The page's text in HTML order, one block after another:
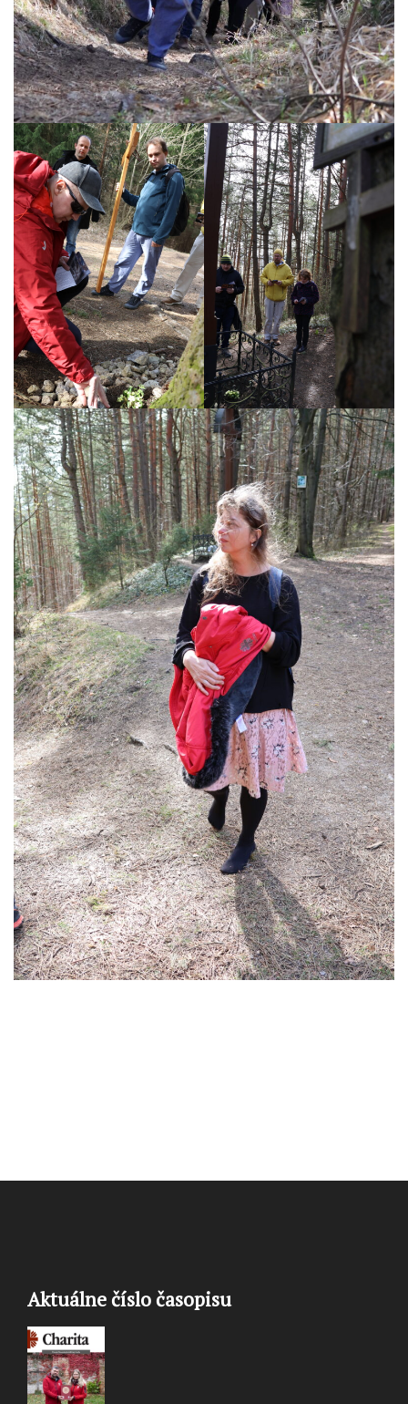
Aktuálne číslo časopisu